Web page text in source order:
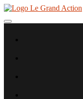
Aller
contenu
Toggle navigation